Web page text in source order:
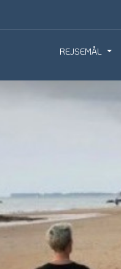
REJSEMÅL
UNIQUE TRAVEL